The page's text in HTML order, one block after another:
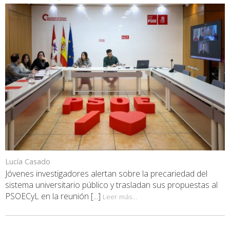
Lucía Casado
Jóvenes investigadores alertan sobre la precariedad del
sistema universitario público y trasladan sus propuestas al
PSOECyL en la reunión [...] Leer más...